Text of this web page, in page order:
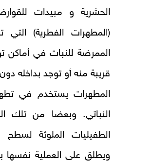
الحشرية و مبيدات
(المطهرات الفطرية)
الممرضة للنبات في أماكن
قريبة منه أو توجد بداخله
المطهرات يستخدم في
النباتي. وبعضا من تلك
الطفيليات الملوثة
ويطلق على العملية نفسها